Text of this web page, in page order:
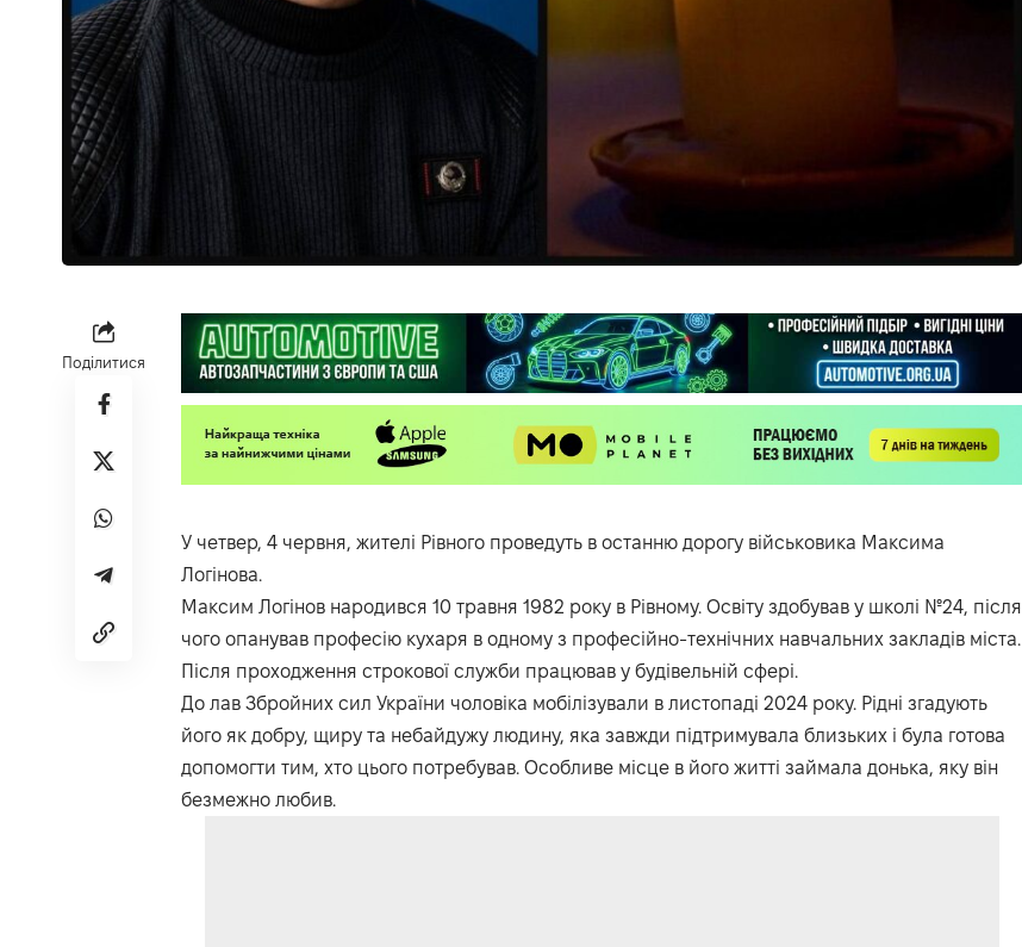
Поділитися
У четвер, 4 червня, жителі Рівного проведуть в останню дорогу військовика Максима
Логінова.
Максим Логінов народився 10 травня 1982 року в Рівному. Освіту здобував у школі №24, після
чого опанував професію кухаря в одному з професійно-технічних навчальних закладів міста.
Після проходження строкової служби працював у будівельній сфері.
До лав Збройних сил України чоловіка мобілізували в листопаді 2024 року. Рідні згадують
його як добру, щиру та небайдужу людину, яка завжди підтримувала близьких і була готова
допомогти тим, хто цього потребував. Особливе місце в його житті займала донька, яку він
безмежно любив.